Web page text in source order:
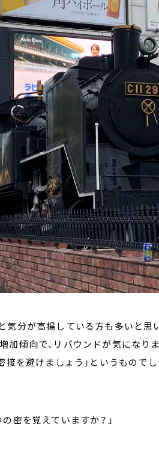
気分が高揚している方も多いと思
加傾向で、リバウンドが気になり
接を避けましょう」というもので
密を覚えていますか？」